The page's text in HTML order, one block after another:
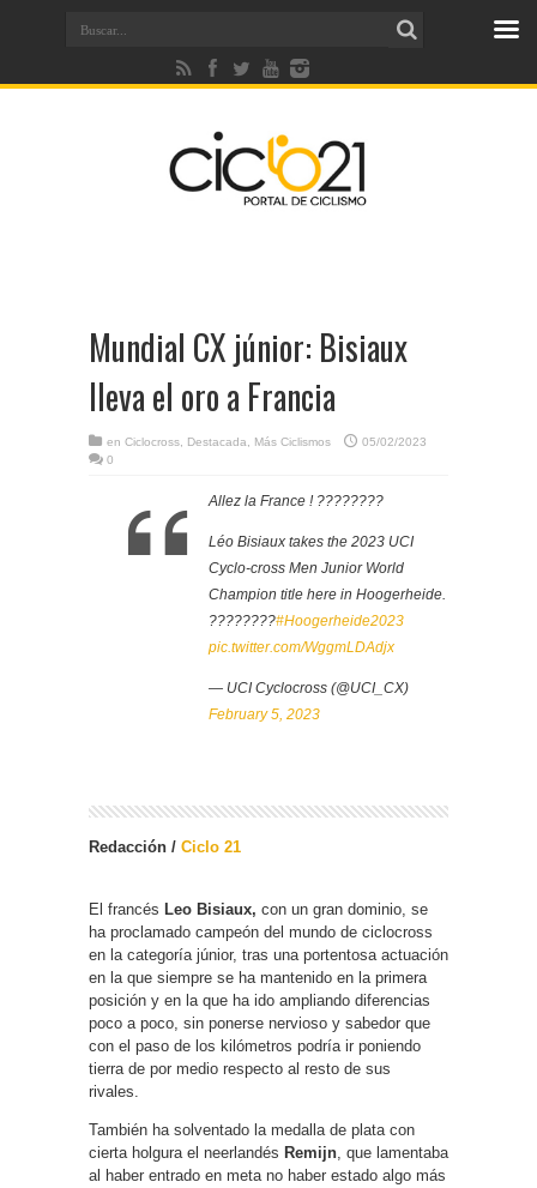
Mundial CX júnior: Bisiaux
lleva el oro a Francia
en Ciclocross Destacada Más Ciclismos
05/02/2023
0
Allez la France ! ????????
Léo Bisiaux takes the 2023 UCI
Cyclo-cross Men Junior World
Champion title here in Hoogerheide.
????????#Hoogerheide2023
pic.twitter.com/WggmLDAdjx
— UCI Cyclocross (@UCI_CX)
February 5, 2023
Redacción / Ciclo 21
El francés Leo Bisiaux, con un gran dominio, se
ha proclamado campeón del mundo de ciclocross
en la categoría júnior, tras una portentosa actuación
en la que siempre se ha mantenido en la primera
posición y en la que ha ido ampliando diferencias
poco a poco, sin ponerse nervioso y sabedor que
con el paso de los kilómetros podría ir poniendo
tierra de por medio respecto al resto de sus
rivales.
También ha solventado la medalla de plata con
cierta holgura el neerlandés Remijn, que lamentaba
al haber entrado en meta no haber estado algo más